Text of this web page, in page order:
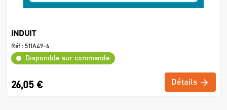
INDUIT
Réf : 511A49-6
Disponible sur commande
26,05 € Détails